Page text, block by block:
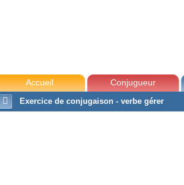
Accueil Conjugueur

Exercice de conjugaison - verbe gérer